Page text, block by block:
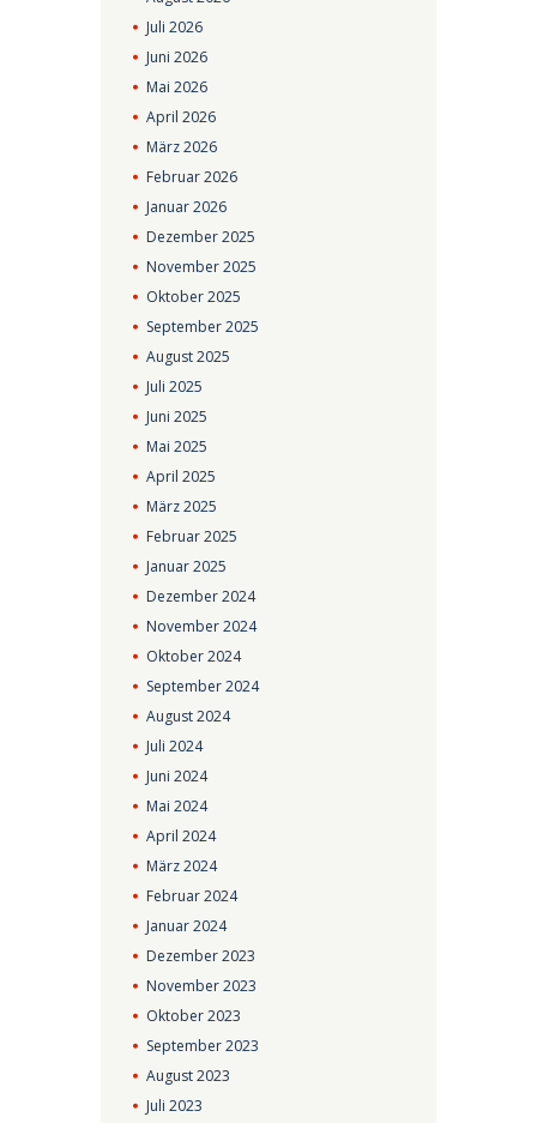
Juli2026
Juni2026
Mai2026
April2026
März2026
Februar2026
Januar2026
Dezember2025
November2025
Oktober2025
September2025
August2025
Juli2025
Juni2025
Mai2025
April2025
März2025
Februar2025
Januar2025
Dezember2024
November2024
Oktober2024
September2024
August2024
Juli2024
Juni2024
Mai2024
April2024
März2024
Februar2024
Januar2024
Dezember2023
November2023
Oktober2023
September2023
August2023
Juli2023